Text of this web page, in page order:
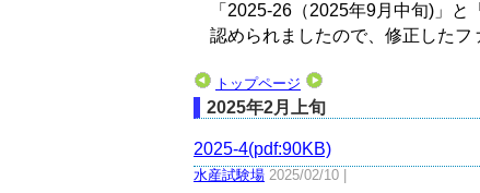
「2025-26（2025年9月中旬)」
認められましたので、修正したフ
トップページ
2025年2月上旬
2025-4(pdf:90KB)
水産試験場 2025/02/10 |